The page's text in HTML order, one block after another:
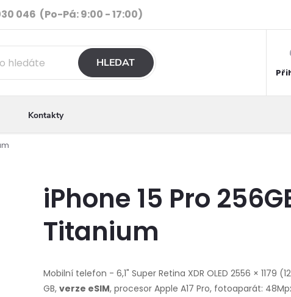
046 (Po-Pá: 9:00 - 17:00)
Výhody e-shopu Porovnání telefonů
HLEDAT
Kontakty
iPhone 15 Pro
Titanium
Mobilní telefon - 6,1" Super Retina XDR OLED 2556 × 1179
GB, verze eSIM, procesor Apple A17 Pro, fotoaparát: